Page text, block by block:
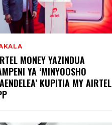
MONEY YAZINDUA
YA ‘MINYOOSHO
KUPITIA MY AIRTEL